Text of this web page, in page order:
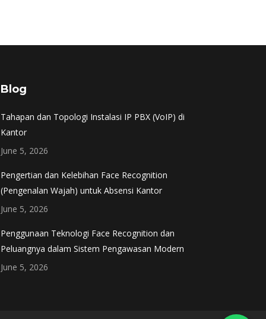
Blog
Tahapan dan Topologi Instalasi IP PBX (VoIP) di
Kantor
June 5, 2026
Pengertian dan Kelebihan Face Recognition
(Pengenalan Wajah) untuk Absensi Kantor
June 5, 2026
Penggunaan Teknologi Face Recognition dan
Peluangnya dalam Sistem Pengawasan Modern
June 5, 2026